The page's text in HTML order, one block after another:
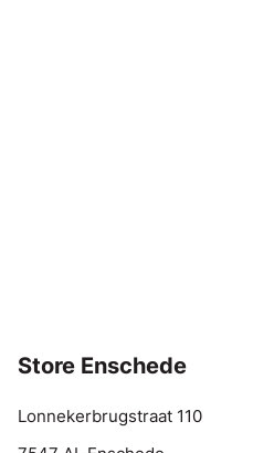
Store Enschede
Lonnekerbrugstraat 110